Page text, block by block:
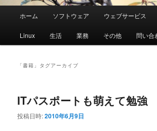
メ
ホーム ソフトウェア ウェブサービス
Linux 生活 業務 その他 問い合
「書籍 」タグアーカイブ
ITパスポートも萌えて勉強
投稿日時:2010年6月9日